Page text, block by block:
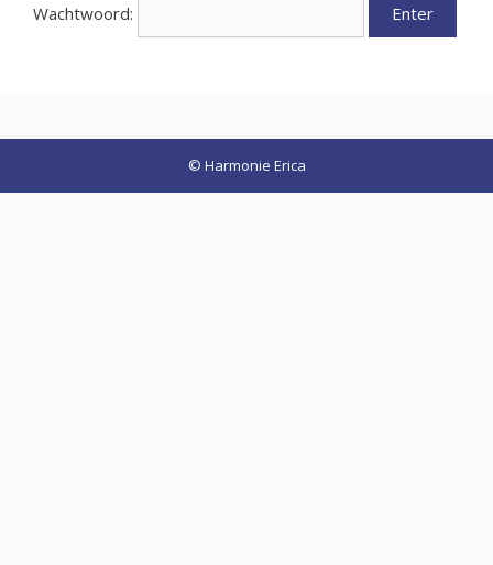
Wachtwoord:
© Harmonie Erica